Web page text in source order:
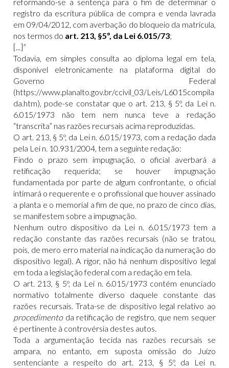
registro da escritura pública de compra e venda lavrada
em 09/04/2012, com averbação do bloqueio da matrícula,
nos termos do art. 213, §5º, da Lei 6.015/73;
[...]”
Todavia, em simples consulta ao diploma legal em tela,
disponível eletronicamente na plataforma digital do
Governo Federal
(https://www.planalto.gov.br/ccivil_03/Leis/L6015compila
da.htm), pode-se constatar que o art. 213, § 5º, da Lei n.
6.015/1973 não tem nem nunca teve a redação
“transcrita” nas razões recursais acima reproduzidas.
O art. 213, § 5º, da Lei n. 6.015/1973, com a redação dada
pela Lei n. 10.931/2004, tem a seguinte redação:
Findo o prazo sem impugnação, o oficial averbará a
retificação requerida; se houver impugnação
fundamentada por parte de algum confrontante, o oficial
intimará o requerente e o profissional que houver assinado
a planta e o memorial a fim de que, no prazo de cinco dias,
se manifestem sobre a impugnação.
Nenhum outro dispositivo da Lei n. 6.015/1973 tem a
redação constante das razões recursais (não se tratou,
pois, de mero erro material na indicação da numeração do
dispositivo legal). A rigor, não há nenhum dispositivo legal
em toda a legislação federal com a redação em tela.
O art. 213, § 5º, da Lei n. 6.015/1973 contém enunciado
normativo totalmente diverso daquele constante das
razões recursais. Trata-se de dispositivo legal relativo ao
procedimento da retificação de registro, que nem sequer
é pertinente à controvérsia destes autos.
Toda a argumentação tecida nas razões recursais se
ampara, no entanto, em suposta omissão do Juízo
sentenciante a respeito do art. 213, § 5º, da Lei n.